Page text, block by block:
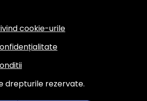
drepturile rezervate.
cookie-urile